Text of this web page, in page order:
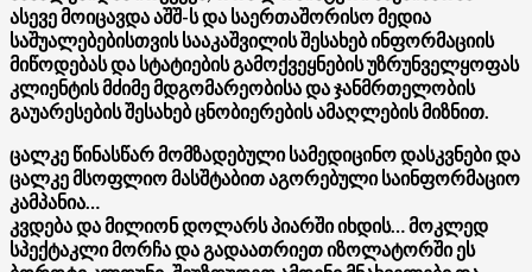
ასევე მოიცავდა აშშ-ს და საერთაშორისო მედია
საშუალებებისთვის სააკაშვილის შესახებ ინფორმაციის
მიწოდებას და სტატიების გამოქვეყნების უზრუნველყოფას
კლიენტის მძიმე მდგომარეობისა და ჯანმრთელობის
გაუარესების შესახებ ცნობიერების ამაღლების მიზნით.
ცალკე წინასწარ მომზადებული სამედიცინო დასკვნები და
ცალკე მსოფლიო მასშტაბით აგორებული საინფორმაციო
კამპანია…
კვდება და მილიონ დოლარს პიარში იხდის… მოკლედ
სპექტაკლი მორჩა და გადაათრიეთ იზოლატორში ეს